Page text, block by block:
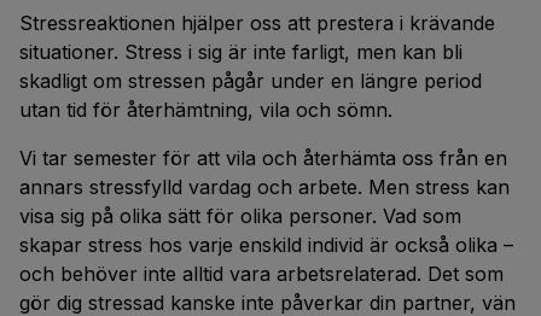
Stressreaktionen hjälper oss att prestera i krävande
situationer. Stress i sig är inte farligt, men kan bli
skadligt om stressen pågår under en längre period
utan tid för återhämtning, vila och sömn.
Vi tar semester för att vila och återhämta oss från en
annars stressfylld vardag och arbete. Men stress kan
visa sig på olika sätt för olika personer. Vad som
skapar stress hos varje enskild individ är också olika –
och behöver inte alltid vara arbetsrelaterad. Det som
gör dig stressad kanske inte påverkar din partner, vän